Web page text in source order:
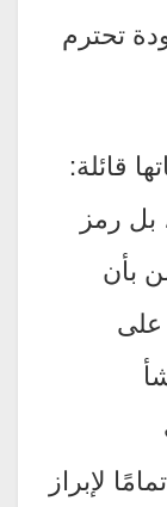
تحترم
قائلة:
رمز
بأن
على
لإبراز